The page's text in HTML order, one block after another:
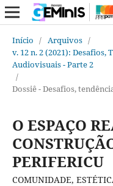
Início / Arquivos /
v. 12 n. 2 (2021): Desafios,
Audiovisuais - Parte 2
/
Dossiê - Desafios,
O ESPAÇO
PERIFERICU
COMUNIDADE,